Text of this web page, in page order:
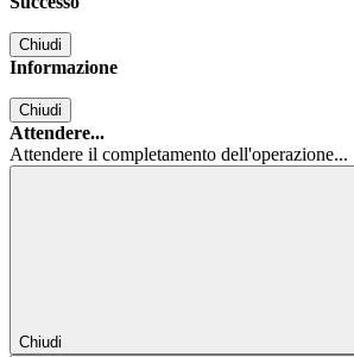
Chiudi
Informazione
Chiudi
Attendere...
Attendere il completamento dell'operazione...
Chiudi